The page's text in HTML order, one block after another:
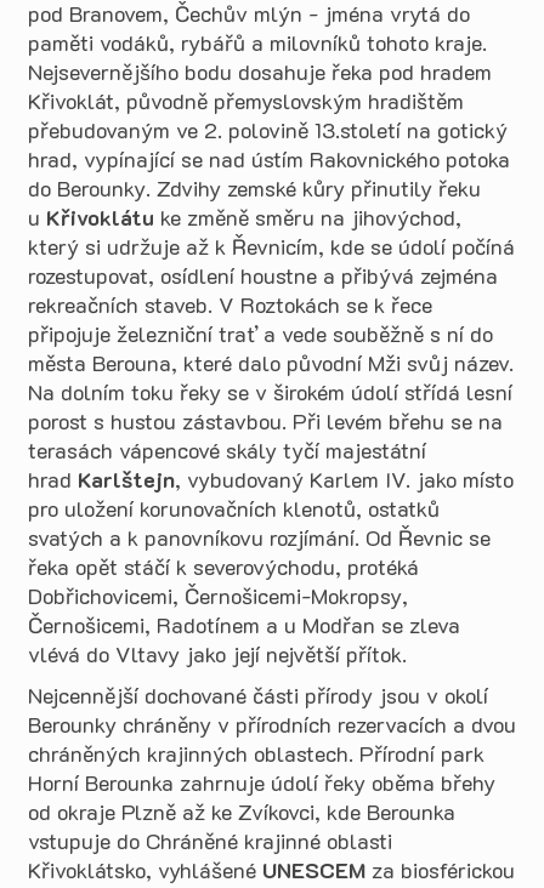
pod Branovem, Čechův mlýn - jména vrytá do
paměti vodáků, rybářů a milovníků tohoto kraje.
Nejsevernějšího bodu dosahuje řeka pod hradem
Křivoklát, původně přemyslovským hradištěm
přebudovaným ve 2. polovině 13.století na gotický
hrad, vypínající se nad ústím Rakovnického potoka
do Berounky. Zdvihy zemské kůry přinutily řeku
u Křivoklátu ke změně směru na jihovýchod,
který si udržuje až k Řevnicím, kde se údolí počíná
rozestupovat, osídlení houstne a přibývá zejména
rekreačních staveb. V Roztokách se k řece
připojuje železniční trať a vede souběžně s ní do
města Berouna, které dalo původní Mži svůj název.
Na dolním toku řeky se v širokém údolí střídá lesní
porost s hustou zástavbou. Při levém břehu se na
terasách vápencové skály tyčí majestátní
hrad Karlštejn, vybudovaný Karlem IV. jako místo
pro uložení korunovačních klenotů, ostatků
svatých a k panovníkovu rozjímání. Od Řevnic se
řeka opět stáčí k severovýchodu, protéká
Dobřichovicemi, Černošicemi-Mokropsy,
Černošicemi, Radotínem a u Modřan se zleva
vlévá do Vltavy jako její největší přítok.
Nejcennější dochované části přírody jsou v okolí
Berounky chráněny v přírodních rezervacích a dvou
chráněných krajinných oblastech. Přírodní park
Horní Berounka zahrnuje údolí řeky oběma břehy
od okraje Plzně až ke Zvíkovci, kde Berounka
vstupuje do Chráněné krajinné oblasti
Křivoklátsko, vyhlášené UNESCEM za biosférickou